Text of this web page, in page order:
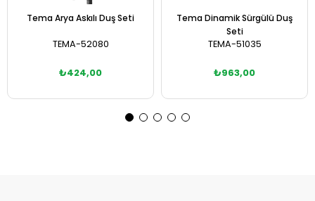
Tema Arya Askılı Duş Seti
TEMA-52080
₺424,00
Tema Dinamik Sürgülü Duş
Seti
TEMA-51035
₺963,00